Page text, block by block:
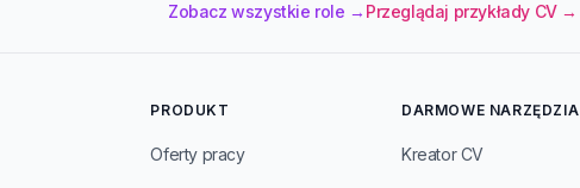
Zobacz wszystkie role → Przeglądaj przykłady CV →
PRODUKT
Oferty pracy
DARMOWE NARZĘDZIA
Kreator CV